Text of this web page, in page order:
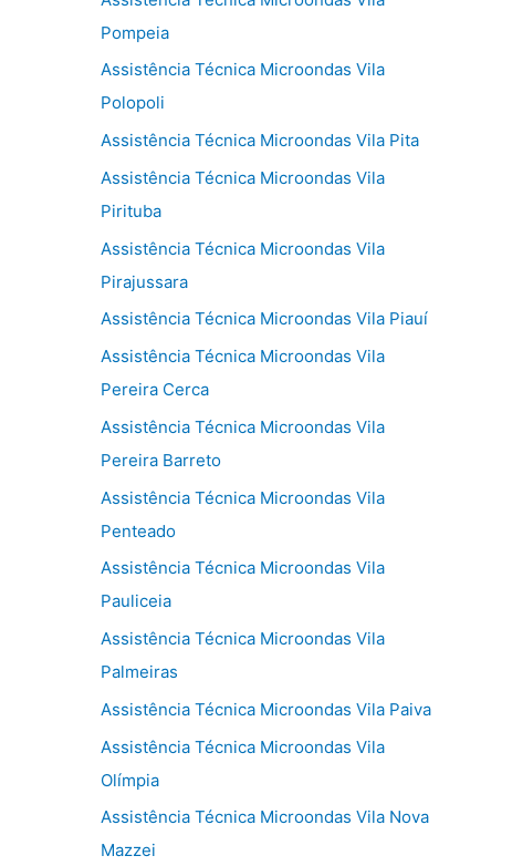
Pompeia
Assistência Técnica Microondas Vila
Polopoli
Assistência Técnica Microondas Vila Pita
Assistência Técnica Microondas Vila
Pirituba
Assistência Técnica Microondas Vila
Pirajussara
Assistência Técnica Microondas Vila Piauí
Assistência Técnica Microondas Vila
Pereira Cerca
Assistência Técnica Microondas Vila
Pereira Barreto
Assistência Técnica Microondas Vila
Penteado
Assistência Técnica Microondas Vila
Pauliceia
Assistência Técnica Microondas Vila
Palmeiras
Assistência Técnica Microondas Vila Paiva
Assistência Técnica Microondas Vila
Olímpia
Assistência Técnica Microondas Vila Nova
Mazzei